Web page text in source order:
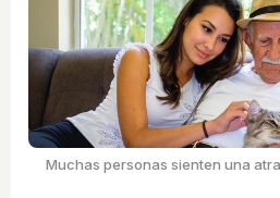
Muchas personas sienten una